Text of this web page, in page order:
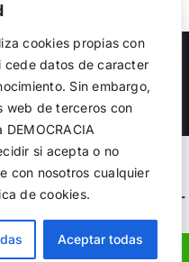
cookies propias con
cede datos de caracter
Sin embargo,
web de terceros con
si acepta o no
con nosotros cualquier
de cookies.
Aceptar todas
| All Rights Reserved
Instagram
in
wp-content/plugins/kn-
on line71
su uso y mejorar
todas las cookies,
sus preferencias.